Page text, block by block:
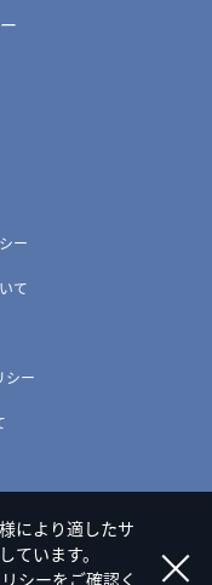
ー
て
シー
により適したサ
ています。
シーをご確認く